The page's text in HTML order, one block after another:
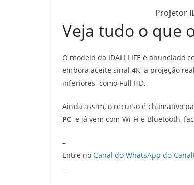
Projetor
Veja tudo o que
O modelo da IDALI LIFE é anunciado
embora aceite sinal 4K, a projeção
inferiores, como Full HD.
Ainda assim, o recurso é chamativo
PC, e já vem com Wi-Fi e Bluetooth,
–
Entre no Canal do WhatsApp do
–